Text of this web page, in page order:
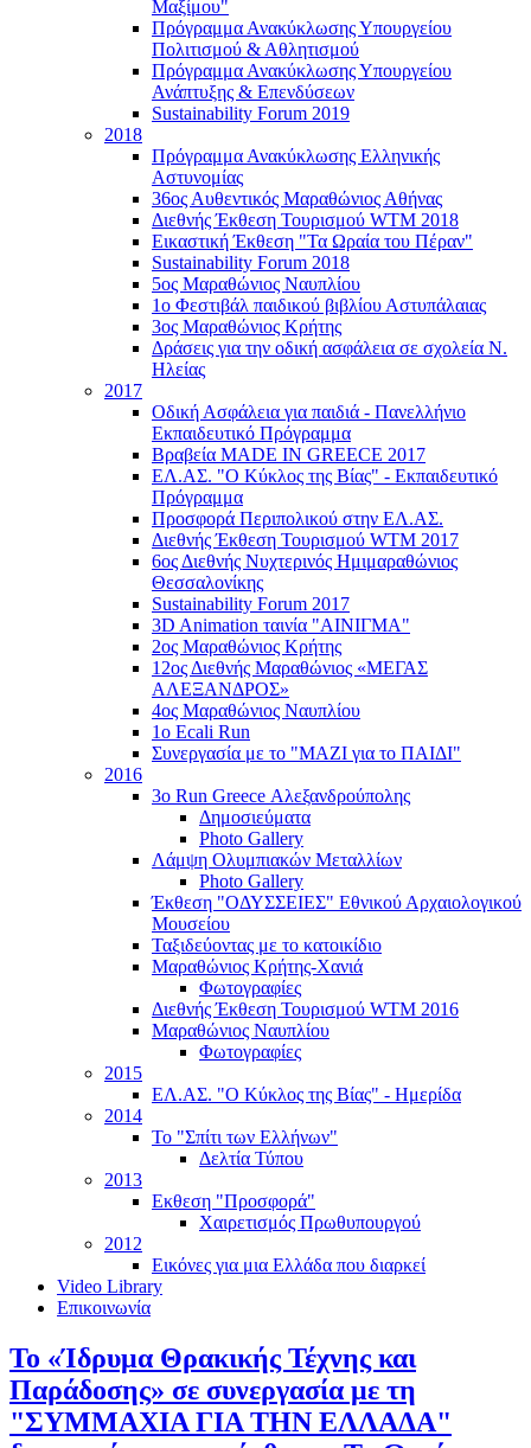
Μαξίμου"
Πρόγραμμα Ανακύκλωσης Υπουργείου
Πολιτισμού & Αθλητισμού
Πρόγραμμα Ανακύκλωσης Υπουργείου
Ανάπτυξης & Επενδύσεων
Sustainability Forum 2019
2018
Πρόγραμμα Ανακύκλωσης Ελληνικής
Αστυνομίας
36ος Αυθεντικός Μαραθώνιος Αθήνας
Διεθνής Έκθεση Τουρισμού WTM 2018
Εικαστική Έκθεση "Τα Ωραία του Πέραν"
Sustainability Forum 2018
5ος Μαραθώνιος Ναυπλίου
1ο Φεστιβάλ παιδικού βιβλίου Αστυπάλαιας
3ος Μαραθώνιος Κρήτης
Δράσεις για την οδική ασφάλεια σε σχολεία Ν.
Ηλείας
2017
Οδική Ασφάλεια για παιδιά - Πανελλήνιο
Εκπαιδευτικό Πρόγραμμα
Βραβεία MADE IN GREECE 2017
ΕΛ.ΑΣ. "Ο Κύκλος της Βίας" - Εκπαιδευτικό
Πρόγραμμα
Προσφορά Περιπολικού στην ΕΛ.ΑΣ.
Διεθνής Έκθεση Τουρισμού WTM 2017
6ος Διεθνής Νυχτερινός Ημιμαραθώνιος
Θεσσαλονίκης
Sustainability Forum 2017
3D Animation ταινία "ΑΙΝΙΓΜΑ"
2ος Μαραθώνιος Κρήτης
12ος Διεθνής Μαραθώνιος «ΜΕΓΑΣ
ΑΛΕΞΑΝΔΡΟΣ»
4ος Μαραθώνιος Ναυπλίου
1ο Ecali Run
Συνεργασία με το "ΜΑΖΙ για το ΠΑΙΔΙ"
2016
3ο Run Greece Αλεξανδρούπολης
Δημοσιεύματα
Photo Gallery
Λάμψη Ολυμπιακών Μεταλλίων
Photo Gallery
Έκθεση "ΟΔΥΣΣΕΙΕΣ" Εθνικού Αρχαιολογικού
Μουσείου
Ταξιδεύοντας με το κατοικίδιο
Μαραθώνιος Κρήτης-Χανιά
Φωτογραφίες
Διεθνής Έκθεση Τουρισμού WTM 2016
Μαραθώνιος Ναυπλίου
Φωτογραφίες
2015
ΕΛ.ΑΣ. "Ο Κύκλος της Βίας" - Ημερίδα
2014
Το "Σπίτι των Ελλήνων"
Δελτία Τύπου
2013
Εκθεση "Προσφορά"
Χαιρετισμός Πρωθυπουργού
2012
Εικόνες για μια Ελλάδα που διαρκεί
Video Library
Επικοινωνία
Το «Ίδρυμα Θρακικής Τέχνης και
Παράδοσης» σε συνεργασία με τη
"ΣΥΜΜΑΧΙΑ ΓΙΑ ΤΗΝ ΕΛΛΑΔΑ"